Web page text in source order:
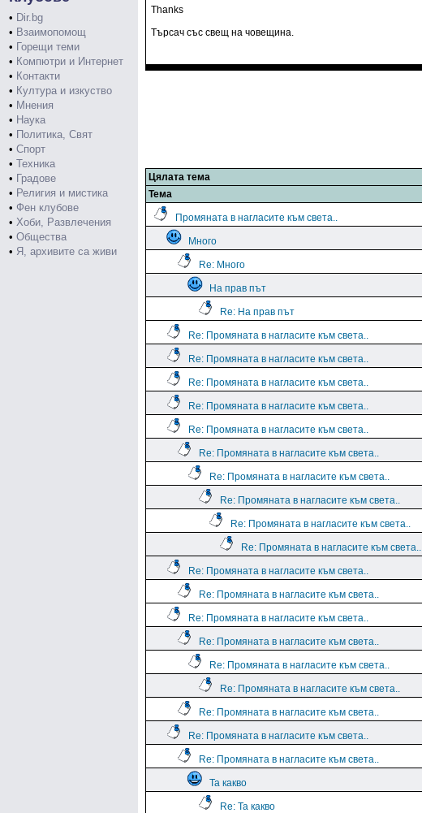
• Dir.bg
• Взаимопомощ
• Горещи теми
• Компютри и Интернет
• Контакти
• Култура и изкуство
• Мнения
• Наука
• Политика, Свят
• Спорт
• Техника
• Градове
• Религия и мистика
• Фен клубове
• Хоби, Развлечения
• Общества
• Я, архивите са живи
Thanks
Търсач със свещ на човещина.
Цялата тема
Тема
Промяната в нагласите към света..
Много
Re: Много
На прав път
Re: На прав път
Re: Промяната в нагласите към света..
Re: Промяната в нагласите към света..
Re: Промяната в нагласите към света..
Re: Промяната в нагласите към света..
Re: Промяната в нагласите към света..
Re: Промяната в нагласите към света..
Re: Промяната в нагласите към света..
Re: Промяната в нагласите към света..
Re: Промяната в нагласите към света..
Re: Промяната в нагласите към света..
Re: Промяната в нагласите към света..
Re: Промяната в нагласите към света..
Re: Промяната в нагласите към света..
Re: Промяната в нагласите към света..
Re: Промяната в нагласите към света..
Re: Промяната в нагласите към света..
Re: Промяната в нагласите към света..
Re: Промяната в нагласите към света..
Re: Промяната в нагласите към света..
Та какво
Re: Та какво